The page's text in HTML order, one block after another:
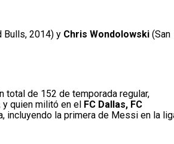
Bulls, 2014) y Chris Wondolowski (San
total de 152 de temporada regular,
y quien militó en el FC Dallas, FC
incluyendo la primera de Messi en la